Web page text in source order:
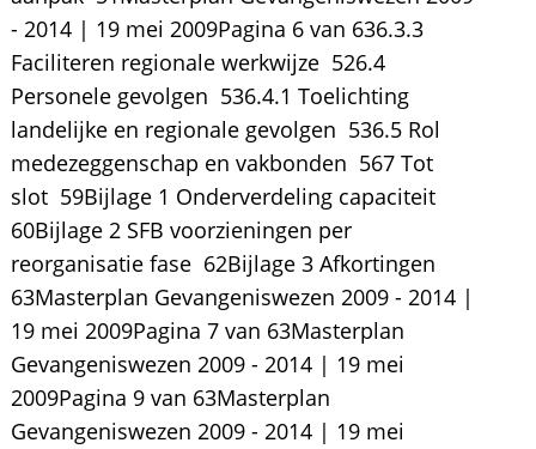
- 2014 | 19 mei 2009Pagina 6 van 636.3.3
Faciliteren regionale werkwijze  526.4
Personele gevolgen  536.4.1 Toelichting
landelijke en regionale gevolgen  536.5 Rol
medezeggenschap en vakbonden  567 Tot
slot  59Bijlage 1 Onderverdeling capaciteit 
60Bijlage 2 SFB voorzieningen per
reorganisatie fase  62Bijlage 3 Afkortingen 
63Masterplan Gevangeniswezen 2009 - 2014 |
19 mei 2009Pagina 7 van 63Masterplan
Gevangeniswezen 2009 - 2014 | 19 mei
2009Pagina 9 van 63Masterplan
Gevangeniswezen 2009 - 2014 | 19 mei